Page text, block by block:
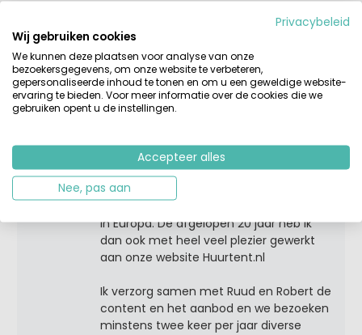
Tags: België boerderijcamping Duitsland
glamping
glampingdorpen lodgetent
Nederland
outdoor
safaritent vakantie
Over Virginie
Als ik mag kiezen tussen een vakantie op
de camping of een vliegvakantie dan
in Europa. De afgelopen 20 jaar heb ik
dan ook met heel veel plezier gewerkt
aan onze website Huurtent.nl
Ik verzorg samen met Ruud en Robert de
content en het aanbod en we bezoeken
minstens twee keer per jaar diverse
Privacybeleid
Wij gebruiken cookies
We kunnen deze plaatsen voor analyse van onze
bezoekersgegevens, om onze website te verbeteren,
gepersonaliseerde inhoud te tonen en om u een geweldige website-
ervaring te bieden. Voor meer informatie over de cookies die we
gebruiken opent u de instellingen.
Accepteer alles
Nee, pas aan